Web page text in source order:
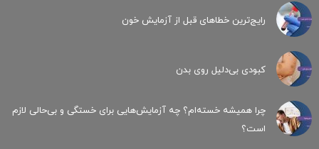
رایج‌ترین خطاهای قبل از آزمایش خون
کبودی‌ بی‌دلیل روی بدن
چرا همیشه خسته‌ام؟ چه آزمایش‌هایی برای خستگی و بی‌حالی لازم
است؟